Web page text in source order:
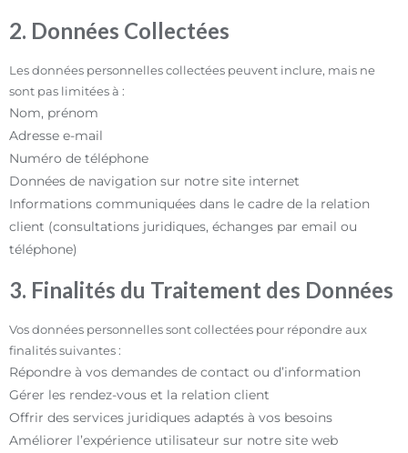
2. Données Collectées
Les données personnelles collectées peuvent inclure, mais ne
sont pas limitées à :
Nom, prénom
Adresse e-mail
Numéro de téléphone
Données de navigation sur notre site internet
Informations communiquées dans le cadre de la relation
client (consultations juridiques, échanges par email ou
téléphone)
3. Finalités du Traitement des Données
Vos données personnelles sont collectées pour répondre aux
finalités suivantes :
Répondre à vos demandes de contact ou d’information
Gérer les rendez-vous et la relation client
Offrir des services juridiques adaptés à vos besoins
Améliorer l’expérience utilisateur sur notre site web